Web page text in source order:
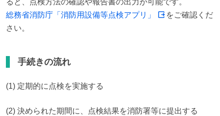
総務省消防庁「消防用設備等点検アプリ」
をご確認くだ
さい。
手続きの流れ
(1) 定期的に点検を実施する
(2) 決められた期間に、点検結果を消防署等に提出する